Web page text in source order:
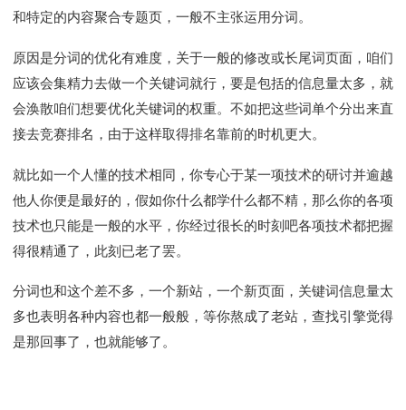
和特定的内容聚合专题页，一般不主张运用分词。
原因是分词的优化有难度，关于一般的修改或长尾词页面，咱们
应该会集精力去做一个关键词就行，要是包括的信息量太多，就
会涣散咱们想要优化关键词的权重。不如把这些词单个分出来直
接去竞赛排名，由于这样取得排名靠前的时机更大。
就比如一个人懂的技术相同，你专心于某一项技术的研讨并逾越
他人你便是最好的，假如你什么都学什么都不精，那么你的各项
技术也只能是一般的水平，你经过很长的时刻吧各项技术都把握
得很精通了，此刻已老了罢。
分词也和这个差不多，一个新站，一个新页面，关键词信息量太
多也表明各种内容也都一般般，等你熬成了老站，查找引擎觉得
是那回事了，也就能够了。